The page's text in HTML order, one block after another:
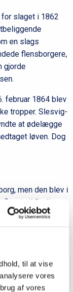
til at vise
vores
af vores
slaget i 1862
en slags
flensborgere,
gjorde
februar 1864 blev
tropper. Slesvig-
at ødelægge
løven. Dog
men den blev i
til Berlin og
I 1878,
ved en tilfældighed